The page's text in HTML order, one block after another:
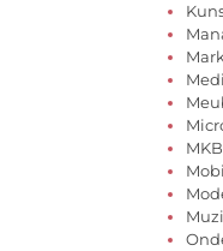
MKB